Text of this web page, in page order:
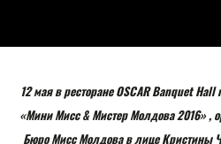
12 мая в ресторане OSCAR Banquet
«Мини Мисс & Мистер Молдова 2016» ,
Бюро Мисс Молдова в лице Кристины